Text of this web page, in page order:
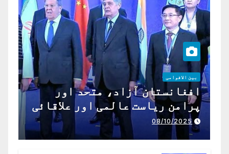
بین الاقوامی
افغانستان آزاد، متحد اور
پرامن ریاست عالمی اور علاقائی
تعاون کے لیے ناگزیر ہے
08/10/2025